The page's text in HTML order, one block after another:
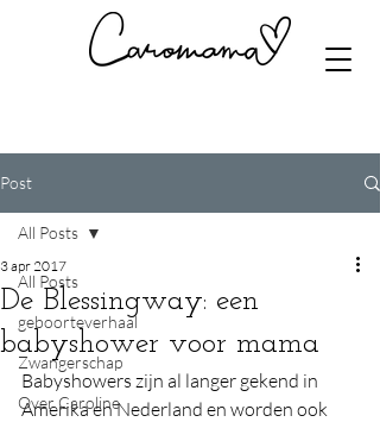
Post
All Posts
geboorteverhaal
Zwangerschap
Over Caroline
All Posts
De Blessingway: een
babyshower voor mama
3 apr 2017
Babyshowers zijn al langer gekend in
Amerika en Nederland en worden ook